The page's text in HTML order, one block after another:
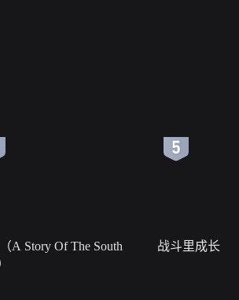
A Story Of The South
战斗里成长